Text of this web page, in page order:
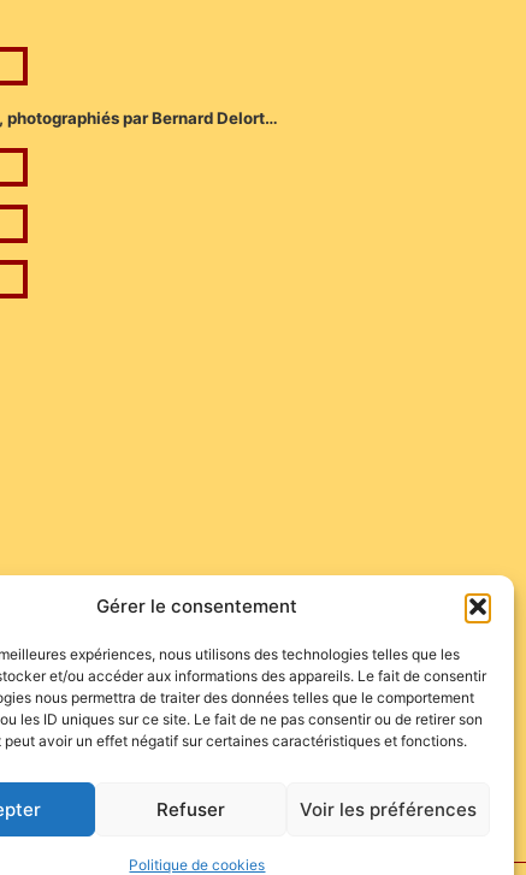
Gérer le consentement
expériences, nous utilisons des technologies telles que les
et/ou accéder aux informations des appareils. Le fait de consentir
nous permettra de traiter des données telles que le comportement
les ID uniques sur ce site. Le fait de ne pas consentir ou de retirer son
peut avoir un effet négatif sur certaines caractéristiques et fonctions.
Refuser Voir les préférences
Politique de cookies
photographiés par Bernard Delort…
taurines, les toreros et la Semana Santa…